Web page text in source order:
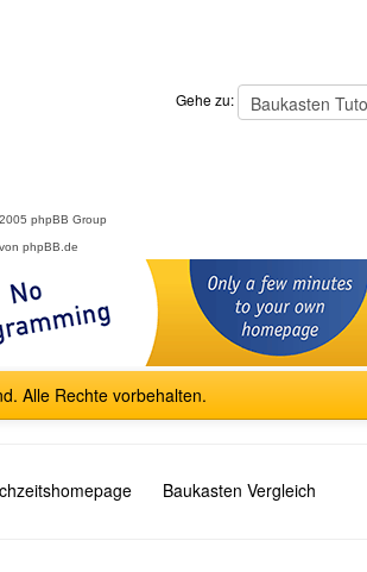
Gehe zu:
phpBB Group
phpBB.de
Alle Rechte vorbehalten.
Baukasten Vergleich